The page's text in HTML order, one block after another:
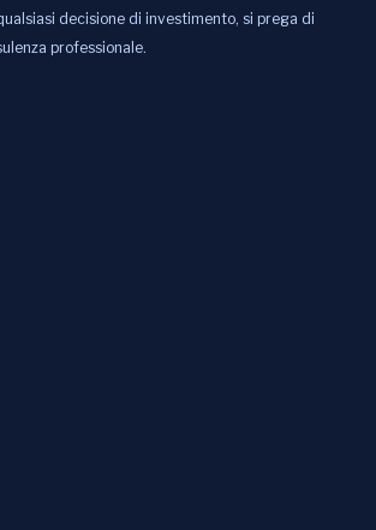
decisione di investimento, si prega di
professionale.